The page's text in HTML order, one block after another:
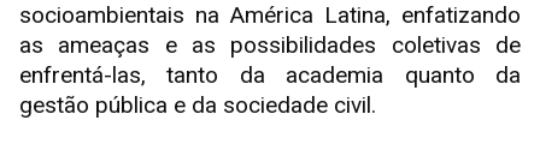
socioambientais na América Latina, enfatizando
as ameaças e as possibilidades coletivas de
enfrentá-las, tanto da academia quanto da
gestão pública e da sociedade civil.